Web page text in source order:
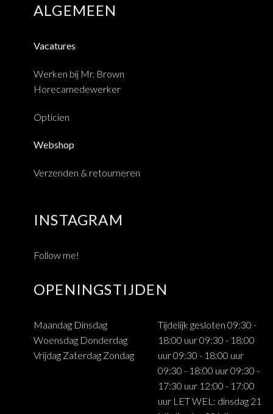
ALGEMEEN
Vacatures
Werken bij Mr. Brown
Horecamedewerker
Opticien
Webshop
Verzenden & retourneren
INSTAGRAM
Follow me!
OPENINGSTIJDEN
Maandag Dinsdag
Woensdag Donderdag
Vrijdag Zaterdag Zondag
Tijdelijk gesloten 09:30 -
18:00 uur 09:30 - 18:00
uur 09:30 - 18:00 uur
09:30 - 18:00 uur 09:30 -
17:30 uur 12:00 - 17:00
uur LET WEL: dinsdag 21